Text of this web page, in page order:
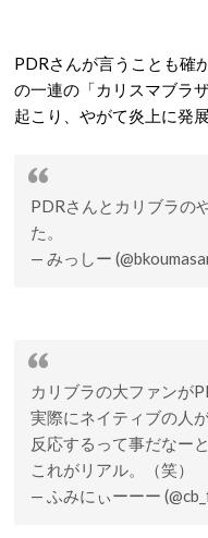
PDRさんが言うことも確
の一連の「カリスマブラ
起こり、やがて炎上に発
PDRさんとカリブラの
た。
— みっしー
カリブラの大ファンが
実際にネイティブの人
反応するって事だなーと
これがリアル。（笑）
— ふみにぃーーー